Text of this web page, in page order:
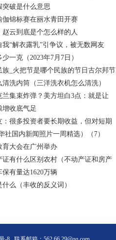
突破是什么意思
伽锦标赛在丽水青田开赛
云到底是个怎么样的人
“解衣露乳”引争议，被无数网友
一克（2023年7月7日）
族_火把节是哪个民族的节日古尔邦节
洗内筒（三洋洗衣机怎么清洗）
兰集束炸弹？美方坦白3点：就是让
增收底气足
：很多投资者要长期收益，但对短期
社国内新闻照片一周精选）（7）
育大会在广州举办
证有什么区别农村（不动产证和房产
有量达1620万辆
么（丰收的反义词）